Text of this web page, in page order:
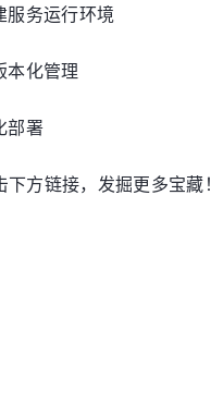
服务运行环境
本化管理
部署
方链接，发掘更多宝藏！